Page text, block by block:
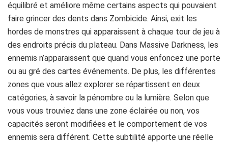
ou au gré des cartes événements. De plus, les différentes
zones que vous allez explorer se répartissent en deux
catégories, à savoir la pénombre ou la lumière. Selon que
vous vous trouviez dans une zone éclairée ou non, vos
capacités seront modifiées et le comportement de vos
ennemis sera différent. Cette subtilité apporte une réelle
dimension stratégique à vos parties car elle permet
d’adopter une approche avant tout discrète de la mission
voire d’utiliser un héros comme appât alors que ses
partenaires se tapissent dans l’obscurité, prêts à fondre sur
les ennemis.